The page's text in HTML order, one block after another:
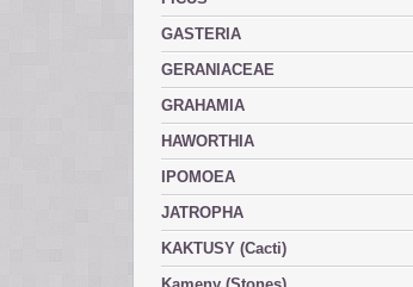
GASTERIA
GERANIACEAE
GRAHAMIA
HAWORTHIA
IPOMOEA
JATROPHA
KAKTUSY (Cacti)